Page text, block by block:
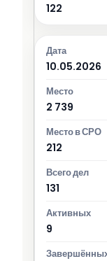
122
10.05.2026
2 739
212
131
9